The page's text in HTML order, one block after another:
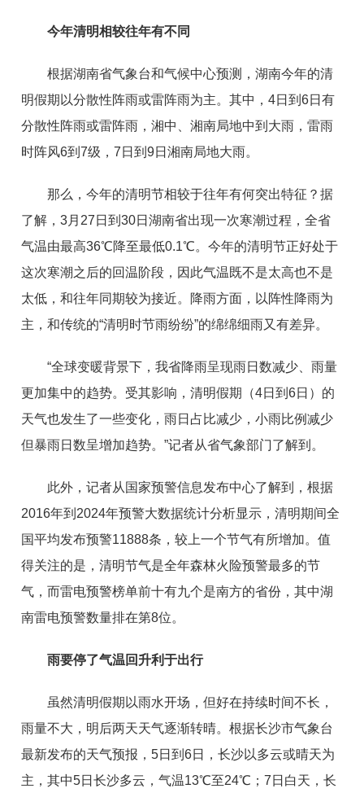
今年清明相较往年有不同
根据湖南省气象台和气候中心预测，湖南今年的清
明假期以分散性阵雨或雷阵雨为主。其中，4日到6日有
分散性阵雨或雷阵雨，湘中、湘南局地中到大雨，雷雨
时阵风6到7级，7日到9日湘南局地大雨。
那么，今年的清明节相较于往年有何突出特征？据
了解，3月27日到30日湖南省出现一次寒潮过程，全省
气温由最高36℃降至最低0.1℃。今年的清明节正好处于
这次寒潮之后的回温阶段，因此气温既不是太高也不是
太低，和往年同期较为接近。降雨方面，以阵性降雨为
主，和传统的“清明时节雨纷纷”的绵绵细雨又有差异。
“全球变暖背景下，我省降雨呈现雨日数减少、雨量
更加集中的趋势。受其影响，清明假期（4日到6日）的
天气也发生了一些变化，雨日占比减少，小雨比例减少
但暴雨日数呈增加趋势。”记者从省气象部门了解到。
此外，记者从国家预警信息发布中心了解到，根据
2016年到2024年预警大数据统计分析显示，清明期间全
国平均发布预警11888条，较上一个节气有所增加。值
得关注的是，清明节气是全年森林火险预警最多的节
气，而雷电预警榜单前十有九个是南方的省份，其中湖
南雷电预警数量排在第8位。
雨要停了气温回升利于出行
虽然清明假期以雨水开场，但好在持续时间不长，
雨量不大，明后两天天气逐渐转晴。根据长沙市气象台
最新发布的天气预报，5日到6日，长沙以多云或晴天为
主，其中5日长沙多云，气温13℃至24℃；7日白天，长